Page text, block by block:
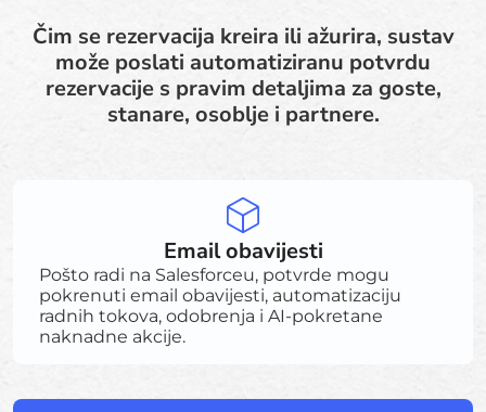
Čim se rezervacija kreira ili ažurira, sustav
može poslati automatiziranu potvrdu
rezervacije s pravim detaljima za goste,
stanare, osoblje i partnere.
Email obavijesti
Pošto radi na Salesforceu, potvrde mogu
pokrenuti email obavijesti, automatizaciju
radnih tokova, odobrenja i AI-pokretane
naknadne akcije.